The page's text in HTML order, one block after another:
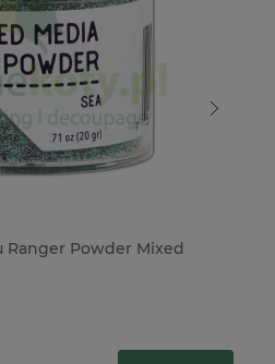
Powder Mixed